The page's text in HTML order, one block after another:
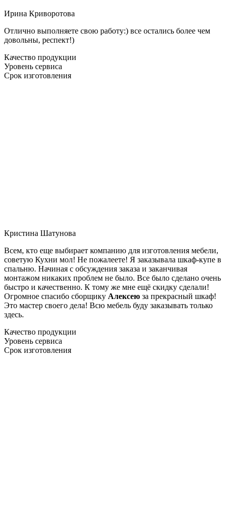
Ирина Криворотова
Отлично выполняете свою работу:) все остались более чем
довольны, респект!)
Качество продукции
Уровень сервиса
Срок изготовления
Кристина Шатунова
Всем, кто еще выбирает компанию для изготовления мебели,
советую Кухни мол! Не пожалеете! Я заказывала шкаф-купе в
спальню. Начиная с обсуждения заказа и заканчивая
монтажом никаких проблем не было. Все было сделано очень
быстро и качественно. К тому же мне ещё скидку сделали!
Огромное спасибо сборщику Алексею за прекрасный шкаф!
Это мастер своего дела! Всю мебель буду заказывать только
здесь.
Качество продукции
Уровень сервиса
Срок изготовления